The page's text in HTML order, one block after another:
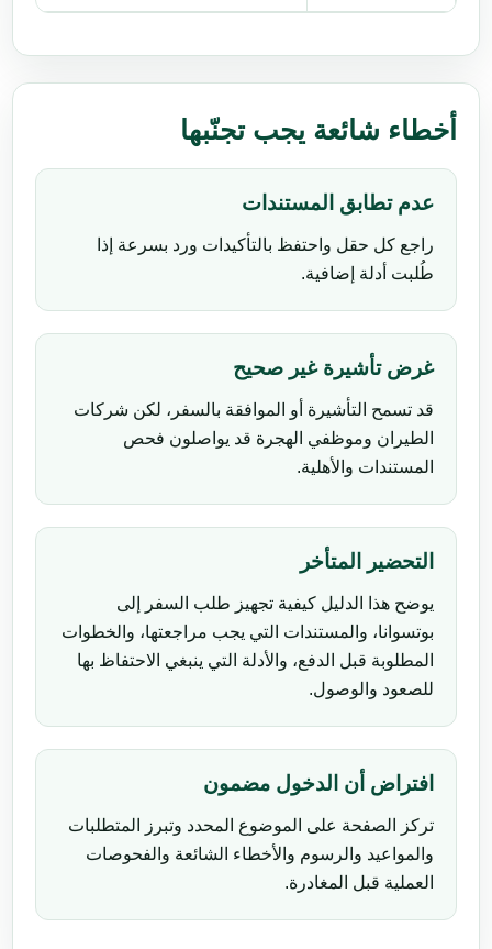
أخطاء شائعة يجب تجنّبها
عدم تطابق المستندات
راجع كل حقل واحتفظ بالتأكيدات ورد بسرعة إذا
طُلبت أدلة إضافية.
غرض تأشيرة غير صحيح
قد تسمح التأشيرة أو الموافقة بالسفر، لكن شركات
الطيران وموظفي الهجرة قد يواصلون فحص
المستندات والأهلية.
التحضير المتأخر
يوضح هذا الدليل كيفية تجهيز طلب السفر إلى
بوتسوانا، والمستندات التي يجب مراجعتها، والخطوات
المطلوبة قبل الدفع، والأدلة التي ينبغي الاحتفاظ بها
للصعود والوصول.
افتراض أن الدخول مضمون
تركز الصفحة على الموضوع المحدد وتبرز المتطلبات
والمواعيد والرسوم والأخطاء الشائعة والفحوصات
العملية قبل المغادرة.